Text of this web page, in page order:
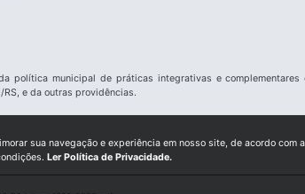
política municipal de práticas integrativas e
e da outras providências.
sua navegação e experiência em nosso site, de acordo com
Ler Política de Privacidade.